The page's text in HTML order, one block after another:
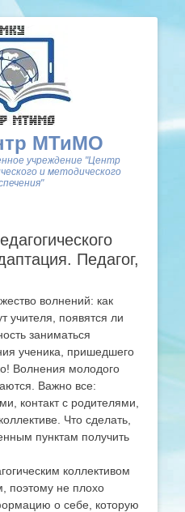
МТиМО
учреждение "Центр
и методического
Педагог,
волнений: как
учителя, появятся ли
заниматься
ученика, пришедшего
Волнения молодого
Важно все:
контакт с родителями,
Что сделать,
пунктам получить
коллективом
поэтому не плохо
о себе, которую